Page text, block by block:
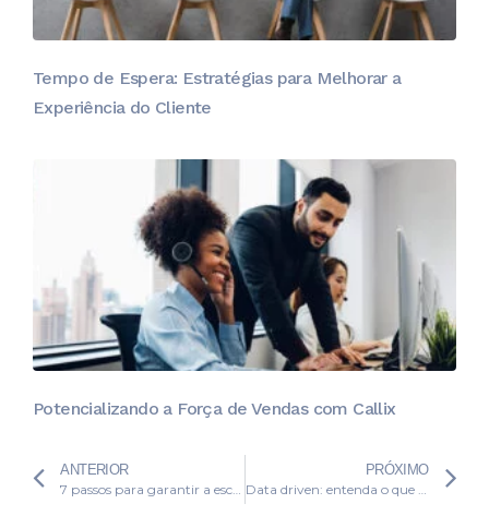
Tempo de Espera: Estratégias para Melhorar a
Experiência do Cliente
Potencializando a Força de Vendas com Callix
ANTERIOR
PRÓXIMO